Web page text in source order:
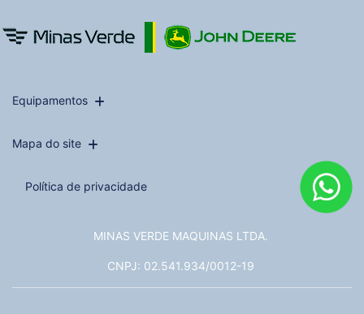
Equipamentos
Mapa do site
Política de privacidade
MINAS VERDE MAQUINAS LTDA.
CNPJ: 02.541.934/0012-19